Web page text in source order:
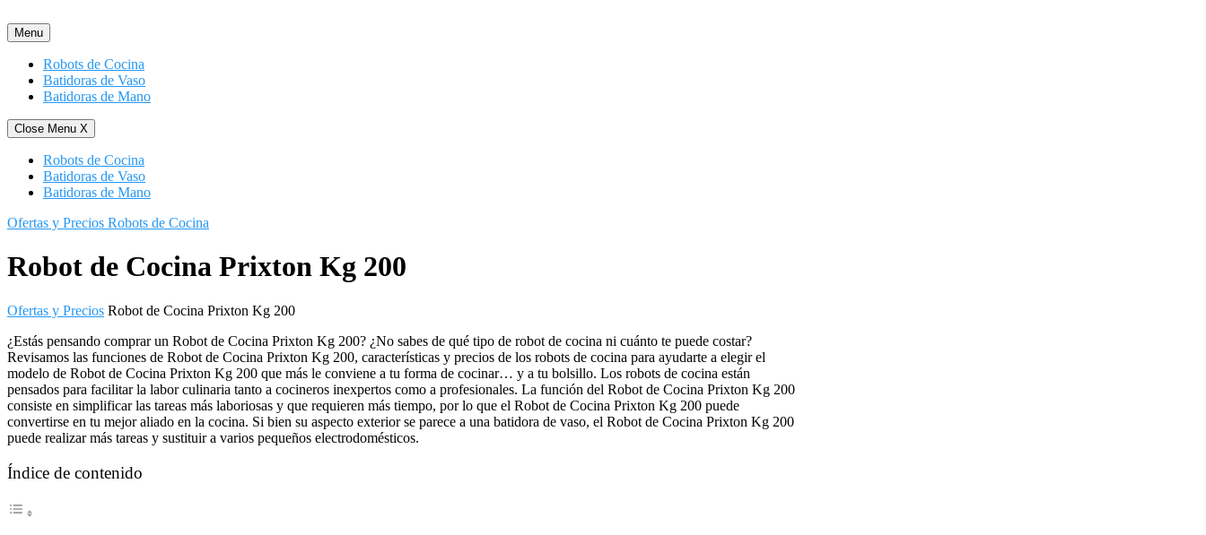
al
contenido
Menu
Robots de Cocina
Batidoras de Vaso
Batidoras de Mano
Close Menu X
Robots de Cocina
Batidoras de Vaso
Batidoras de Mano
Ofertas y Precios Robots de Cocina
Robot de Cocina Prixton Kg 200
Ofertas y Precios Robot de Cocina Prixton Kg 200
¿Estás pensando comprar un Robot de Cocina Prixton Kg 200? ¿No sabes de qué tipo de robot de cocina ni cuánto te puede costar?
Revisamos las funciones de Robot de Cocina Prixton Kg 200, características y precios de los robots de cocina para ayudarte a elegir el
modelo de Robot de Cocina Prixton Kg 200 que más le conviene a tu forma de cocinar… y a tu bolsillo. Los robots de cocina están
pensados para facilitar la labor culinaria tanto a cocineros inexpertos como a profesionales. La función del Robot de Cocina Prixton Kg 200
consiste en simplificar las tareas más laboriosas y que requieren más tiempo, por lo que el Robot de Cocina Prixton Kg 200 puede
convertirse en tu mejor aliado en la cocina. Si bien su aspecto exterior se parece a una batidora de vaso, el Robot de Cocina Prixton Kg 200
puede realizar más tareas y sustituir a varios pequeños electrodomésticos.
Índice de contenido